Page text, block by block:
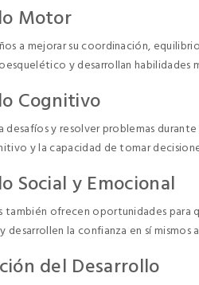
Motor
a mejorar su coordinación,
y desarrollan habilidades
Cognitivo
desafíos y resolver problemas
y la capacidad de tomar
Social y Emocional
también ofrecen oportunidades para
desarrollen la confianza en sí mismos
del Desarrollo